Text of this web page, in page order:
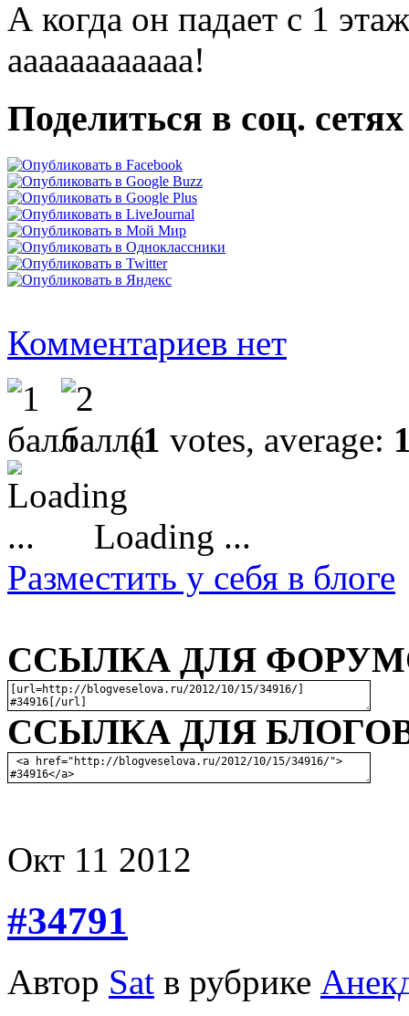
А когда он падает с 1
аааааааааааа!
Поделиться в соц. сетях
Комментариев нет
(1 votes, average:
Loading ...
Разместить у себя в блоге
ССЫЛКА ДЛЯ
ССЫЛКА ДЛЯ БЛОГОВ
Окт 11 2012
#34791
Автор Sat в рубрике